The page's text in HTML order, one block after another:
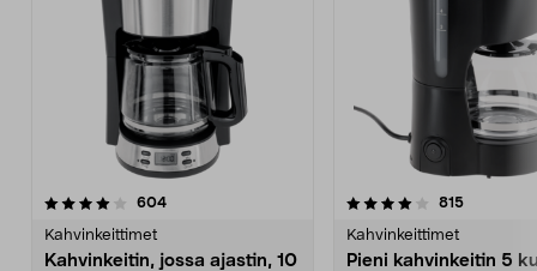
604arvostelut
Kahvinkeittimet
Kahvinkeitin, jossa ajastin, 10
4.0 viidestä
815arvostelut
Kahvinkeittimet
Pieni kahvinkeitin 5
4.5 viidestä